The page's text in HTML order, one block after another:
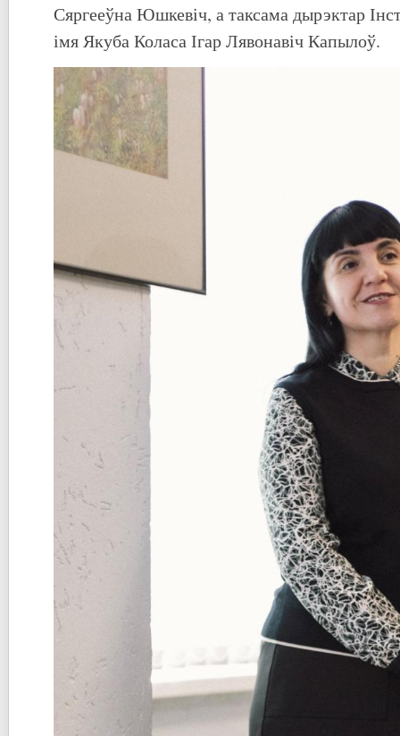
Сяргееўна Юшкевіч, а таксама дырэктар
імя Якуба Коласа Ігар Лявонавіч Капылоў.